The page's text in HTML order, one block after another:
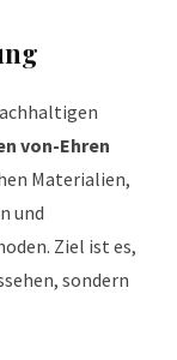
von-Ehren
Materialien,
und
Ziel ist es,
sondern